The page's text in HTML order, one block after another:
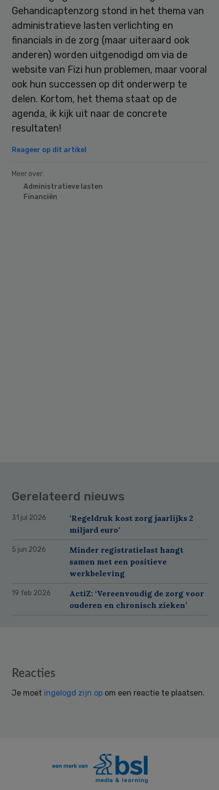
Gehandicaptenzorg stond in het thema van
administratieve lasten verlichting en
financials in de zorg (maar uiteraard ook
anderen) worden uitgenodigd om via de
website van Fizi hun problemen, maar vooral
ook hun successen op dit onderwerp te
delen. Kortom, het thema staat op de
agenda, ik kijk uit naar de concrete
resultaten!
Reageer op dit artikel
Meer over:
Administratieve lasten
Financiën
Gerelateerd nieuws
31 jul 2026
'Regeldruk kost zorg jaarlijks 2
miljard euro'
5 jun 2026
Minder registratielast hangt
samen met een positieve
werkbeleving
19 feb 2026
ActiZ: ‘Vereenvoudig de zorg voor
ouderen en chronisch zieken’
Reader
Reacties
Je moet ingelogd zijn op om een reactie te plaatsen.